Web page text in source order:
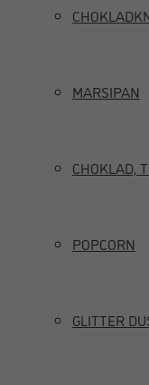
MARSIPAN
CHOKLAD,
POPCORN
GLITTER